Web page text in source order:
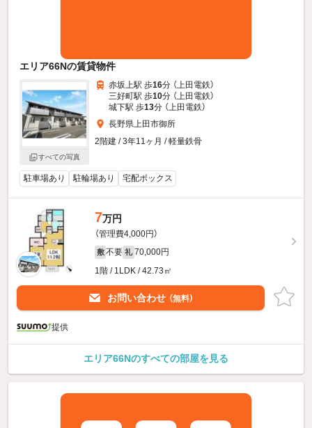
エリア66Nの賃貸物件
すべての写真
赤坂上駅 歩16分 （上田電鉄）
三好町駅 歩10分 （上田電鉄）
城下駅 歩13分 （上田電鉄）
長野県上田市御所
2階建 / 3年11ヶ月 / 軽量鉄骨
駐車場あり 駐輪場あり 宅配ボックス
7万円
（管理費4,000円）
敷 不要 礼 70,000円
1階 / 1LDK / 42.73㎡
お問い合わせ （無料）
提供
エリア66Nのすべての部屋を見る